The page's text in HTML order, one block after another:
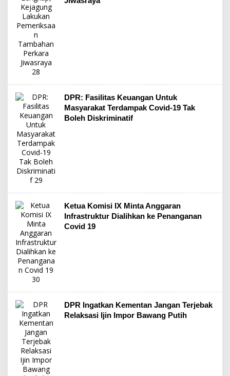
DPR: Fasilitas Keuangan Untuk
Masyarakat Terdampak Covid-19 Tak
Boleh Diskriminatif
Ketua Komisi IX Minta Anggaran
Infrastruktur Dialihkan ke Penanganan
Covid 19
DPR Ingatkan Kementan Jangan Terjebak
Relaksasi Ijin Impor Bawang Putih